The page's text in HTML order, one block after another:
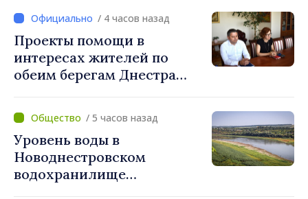
площади Великого
национального собрания.
Министр Анатолие
Носатый: «Дань уважения
тем, кто боролся за
/ 4 часов назад
Проекты помощи в
интересах жителей по
обеим берегам Днестра
вице-премьера с
постоянным
представителем ПРООН в
Республике Молдова
Даниелой Гаспариковой
/ 5 часов назад
Уровень воды в
Новоднестровском
водохранилище